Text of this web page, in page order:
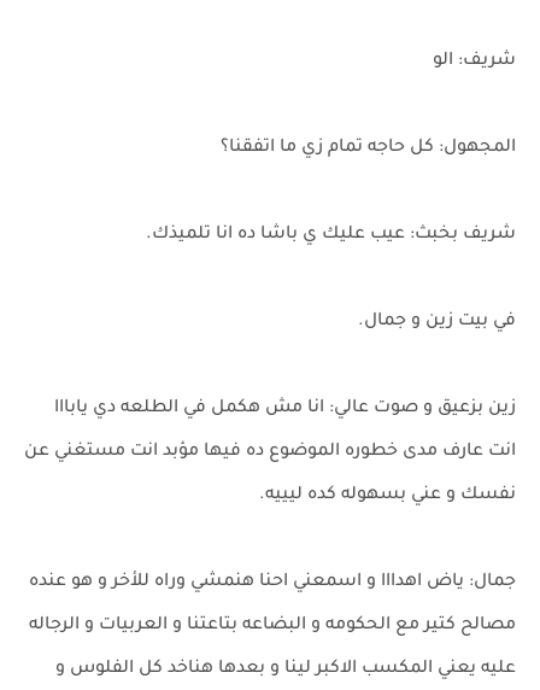
شريف: الو
المجهول: كل حاجه تمام زي ما اتفقنا؟
شريف بخبث: عيب عليك ي باشا ده انا تلميذك.
في بيت زين و جمال.
زين بزعيق و صوت عالي: انا مش هكمل في الطلعه دي يابااا
انت عارف مدى خطوره الموضوع ده فيها مؤبد انت مستغني عن
نفسك و عني بسهوله كده ليييه.
جمال: ياض اهدااا و اسمعني احنا هنمشي وراه للأخر و هو عنده
مصالح كتير مع الحكومه و البضاعه بتاعتنا و العربيات و الرجاله
عليه يعني المكسب الاكبر لينا و بعدها هناخد كل الفلوس و